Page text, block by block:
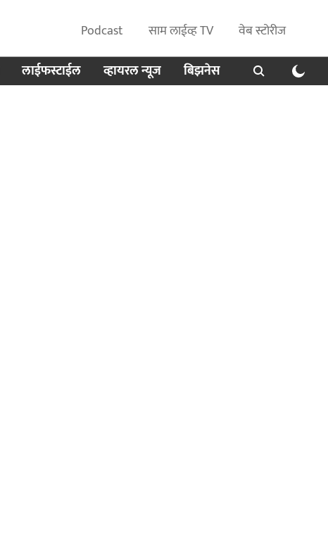
Podcast साम लाईव्ह TV
वेब स्टोरीज
लाईफस्टाईल व्हायरल न्यूज बिझनेस